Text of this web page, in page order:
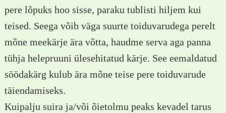
pere lõpuks hoo sisse, paraku tublisti hiljem kui
teised. Seega võib väga suurte toiduvarudega perelt
mõne meekärje ära võtta, haudme serva aga panna
tühja helepruuni ülesehitatud kärje. See eemaldatud
söödakärg kulub ära mõne teise pere toiduvarude
täiendamiseks.
Kuipalju suira ja/või õietolmu peaks kevadel tarus